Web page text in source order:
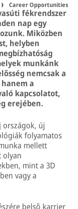
Career Opportunities
fékrendszer
nap egy
Miközben
helyben
munkánk
nemcsak a
a
kapcsolatot,
erejében.
országok, új
folyamatos
mellett
olyan
mint a 3D
vagy a
belső karrier